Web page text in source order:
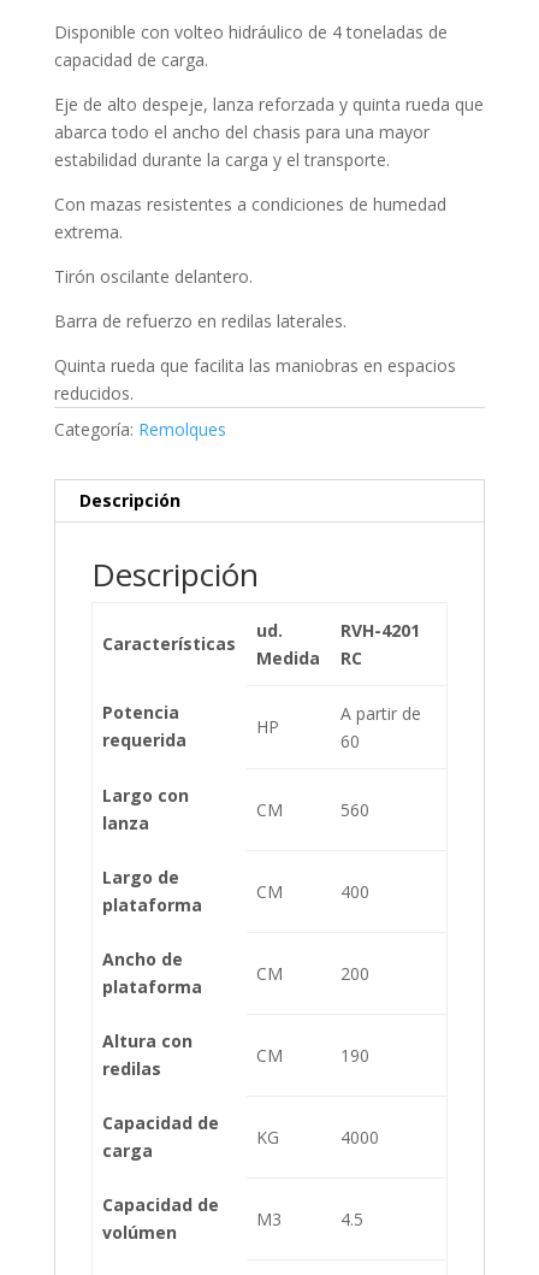
Disponible con volteo hidráulico de 4 toneladas de
capacidad de carga.
Eje de alto despeje, lanza reforzada y quinta rueda que
abarca todo el ancho del chasis para una mayor
estabilidad durante la carga y el transporte.
Con mazas resistentes a condiciones de humedad
extrema.
Tirón oscilante delantero.
Barra de refuerzo en redilas laterales.
Quinta rueda que facilita las maniobras en espacios
reducidos.
Categoría: Remolques
Descripción
Descripción
Características
ud.
Medida
RVH-4201
RC
Potencia
requerida
HP
A partir de
60
Largo con
lanza
CM 560
Largo de
plataforma
CM 400
Ancho de
plataforma
CM 200
Altura con
redilas
CM 190
Capacidad de
carga
KG 4000
Capacidad de
volúmen
M3 4.5